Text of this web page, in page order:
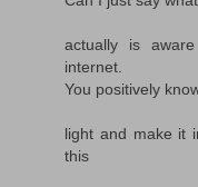
actually is
internet.
You positively
light and make it
this